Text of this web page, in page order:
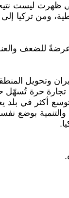
ظهرت
تركيا إلى
عرضةً للضعف
وتحويل
حرة
أكثر في
بوضع